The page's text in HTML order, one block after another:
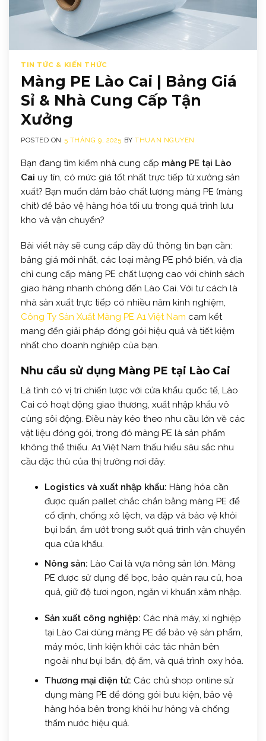
TIN TỨC & KIẾN THỨC
Màng PE Lào Cai | Bảng Giá
Sỉ & Nhà Cung Cấp Tận
Xưởng
POSTED ON 5 THÁNG 9, 2025 BYTHUAN NGUYEN
Bạn đang tìm kiếm nhà cung cấp màng PE tại Lào
Cai uy tín, có mức giá tốt nhất trực tiếp từ xưởng sản
xuất? Bạn muốn đảm bảo chất lượng màng PE (màng
chít) để bảo vệ hàng hóa tối ưu trong quá trình lưu
kho và vận chuyển?
Bài viết này sẽ cung cấp đầy đủ thông tin bạn cần:
bảng giá mới nhất, các loại màng PE phổ biến, và địa
chỉ cung cấp màng PE chất lượng cao với chính sách
giao hàng nhanh chóng đến Lào Cai. Với tư cách là
nhà sản xuất trực tiếp có nhiều năm kinh nghiệm,
Công Ty Sản Xuất Màng PE A1 Việt Nam cam kết
mang đến giải pháp đóng gói hiệu quả và tiết kiệm
nhất cho doanh nghiệp của bạn.
Nhu cầu sử dụng Màng PE tại Lào Cai
Là tỉnh có vị trí chiến lược với cửa khẩu quốc tế, Lào
Cai có hoạt động giao thương, xuất nhập khẩu vô
cùng sôi động. Điều này kéo theo nhu cầu lớn về các
vật liệu đóng gói, trong đó màng PE là sản phẩm
không thể thiếu. A1 Việt Nam thấu hiểu sâu sắc nhu
cầu đặc thù của thị trường nơi đây:
Logistics và xuất nhập khẩu: Hàng hóa cần
được quấn pallet chắc chắn bằng màng PE để
cố định, chống xô lệch, va đập và bảo vệ khỏi
bụi bẩn, ẩm ướt trong suốt quá trình vận chuyển
qua cửa khẩu.
Nông sản: Lào Cai là vựa nông sản lớn. Màng
PE được sử dụng để bọc, bảo quản rau củ, hoa
quả, giữ độ tươi ngon, ngăn vi khuẩn xâm nhập.
Sản xuất công nghiệp: Các nhà máy, xí nghiệp
tại Lào Cai dùng màng PE để bảo vệ sản phẩm,
máy móc, linh kiện khỏi các tác nhân bên
ngoài như bụi bẩn, độ ẩm, và quá trình oxy hóa.
Thương mại điện tử: Các chủ shop online sử
dụng màng PE để đóng gói bưu kiện, bảo vệ
hàng hóa bên trong khỏi hư hỏng và chống
thấm nước hiệu quả.